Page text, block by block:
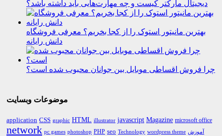
دیجیتال مارکتر کیست و چه مهارت‌هایی باید داشته باشد؟
بهترین مانیتور استوک را از کجا بخریم؟ معرفی فروشگاه
دانش رایانه
چرا فروش اقساطی موبایل بین جوانان محبوب شده است؟
موضوعات وبسایت
application CSS graphic HTML illustrator javascript Magazine microsoft office
network pc games photoshop PHP seo Technology wordpress theme آموزش